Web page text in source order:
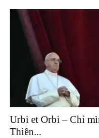
Urbi et Orbi – Chỉ
Thiên...